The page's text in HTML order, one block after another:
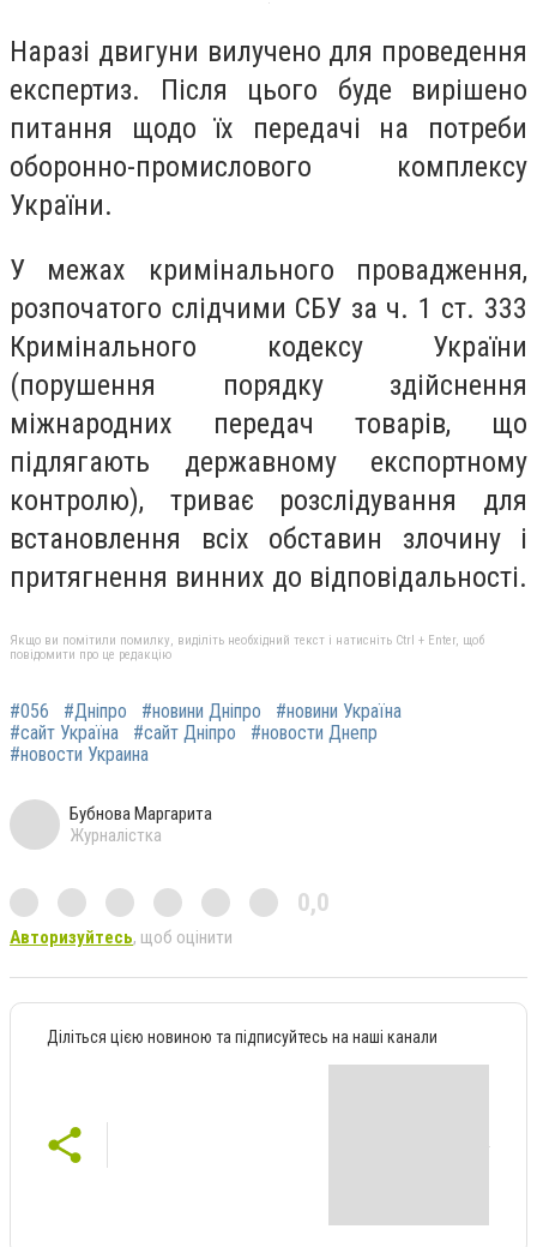
Наразі двигуни вилучено для проведення
експертиз. Після цього буде вирішено
питання щодо їх передачі на потреби
оборонно-промислового комплексу
України.
У межах кримінального провадження,
розпочатого слідчими СБУ за ч. 1 ст. 333
Кримінального кодексу України
(порушення порядку здійснення
міжнародних передач товарів, що
підлягають державному експортному
контролю), триває розслідування для
встановлення всіх обставин злочину і
притягнення винних до відповідальності.
Якщо ви помітили помилку, виділіть необхідний текст і натисніть Ctrl + Enter, щоб
повідомити про це редакцію
#056 #Дніпро #новини Дніпро
#новини Україна
#сайт Україна
#сайт Дніпро
#новости Днепр
#новости Украина
Бубнова Маргарита
Журналістка
0,0
Авторизуйтесь, щоб оцінити
Діліться цією новиною та підписуйтесь на наші канали